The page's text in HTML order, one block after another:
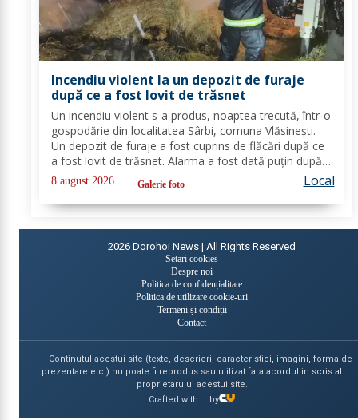
Incendiu violent la un depozit de furaje
după ce a fost lovit de trăsnet
Un incendiu violent s-a produs, noaptea trecută, într-o
gospodărie din localitatea Sârbi, comuna Vlăsinești.
Un depozit de furaje a fost cuprins de flăcări după ce
a fost lovit de trăsnet. Alarma a fost dată puțin după
ora 22:00. La caz s-au deplasat, în cel mai scurt timp,
pompierii din cadrul...
8 august 2026 Galerie foto Local
2026 Dorohoi News | All Rights Reserved
Setari cookies
Despre noi
Politica de confidențialitate
Politica de utilizare cookie-uri
Termeni și condiții
Contact
Continutul acestui site (texte, descrieri, caracteristici, imagini, forma de
prezentare etc.) nu poate fi reprodus sau utilizat fara acordul in scris al
proprietarului acestui site.
Crafted with
by